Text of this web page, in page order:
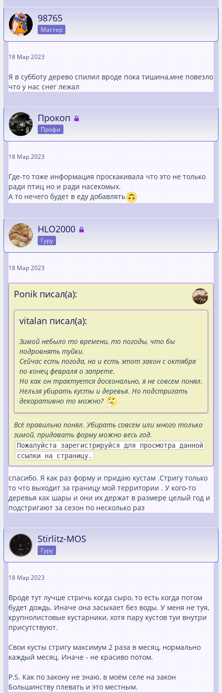
98765
Мастер
18 Мар 2023
Я в субботу дерево спилил вроде пока тишина,мне повезло
что у нас снег лежал
Прокоп
Профи
18 Мар 2023
Где-то тоже информация проскакивала что это не только
ради птиц но и ради насекомых.
А то нечего будет в еду добавлять
HLO2000
Гуру
18 Мар 2023
Ponik писал(а):
vitalan писал(а):
Зимой небыло то времени, то погоды, что бы
подровнять туйки.
Сейчас есть погода, но и есть этот закон с октября
по конец февраля о запрете.
Но как он трактуется досконально, я не совсем понял.
Нельзя убирать кусты и деревья. Но подстригать
декоративно то можно?
Всё правильно понял. Убирать совсем или много только
зимой, придавать форму можно весь год.
Пожалуйста зарегистрируйся для просмотра данной
ссылки на страницу.
спасибо. Я как раз форму и придаю кустам .Стригу только
то что выходит за границу мой территории . У кого-то
деревья как шары и они их держат в размере целый год и
подстригают за сезон по несколько раз
Stirlitz-MOS
Гуру
18 Мар 2023
Вроде тут лучше стричь когда сыро, то есть когда потом
будет дождь. Иначе она засыхает без воды. У меня не туя,
крупнолистовые кустарники, хотя пару кустов туи внутри
присутствуют.
Свои кусты стригу максимум 2 раза в месяц, нормально
каждый месяц. Иначе - не красиво потом.
P.S. Как по закону не знаю, в моём селе на закон
Большинству плевать и это местным.